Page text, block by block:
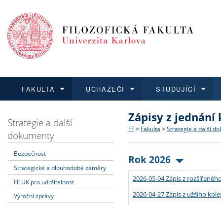
FAKULTA
Dozvědět se více
Struktura a historie
Strategie a další
Podpora a benefity pro
Absolventi fakulty
UCHAZEČI
Podat přihlášku
Co studovat a jak se
Učitelské studijní
Informace k průběhu
STUDUJÍCÍ
Dozvědět se více
Bakalářské a magisterské
Doktorské studium
Rigorózní řízení
Dozvědět se více
O vědě a výzkumu na FF
Akademické kvalifikace
Granty a projekty
Dozvědět se více
Aktuální nabídky a
Vyjíždějící studenti
Přijíždějící studenti
Vyjíždějící zaměstnanci
Strategie a další
dokumenty
Bezpečnost
Strategické a dlouhodobé záměry
FF UK pro udržitelnost
Výroční zprávy
Zápisy z jednání
FF > Fakulta > Strategie a další
Rok 2026
2026-05-04 Zápis z
2026-04-27 Zápis z užšího